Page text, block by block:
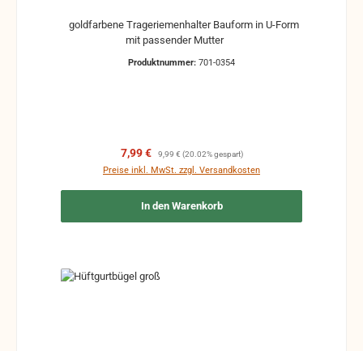
Produktnummer: 701-0354
Verkaufspreis:
7,99 € Regulärer Preis:
9,99 € (20.02% gespart)
Preise inkl. MwSt. zzgl. Versandkosten
In den Warenkorb